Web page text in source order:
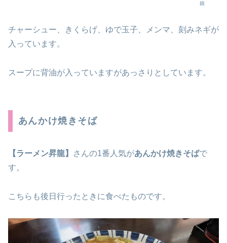
娘
チャーシュー、きくらげ、ゆで玉子、メンマ、刻みネギが
入っています。
スープに背油が入っていますがあっさりとしています。
あんかけ焼きそば
【ラーメン昇龍】 さんの1番人気があんかけ焼きそばで
す。
こちらも後日行ったときに食べたものです。